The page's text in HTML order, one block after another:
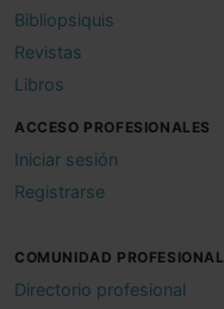
Bibliopsiquis
Revistas
Libros
ACCESO PROFESIONALES
Iniciar sesión
Registrarse
COMUNIDAD PROFESIONAL
Directorio profesional